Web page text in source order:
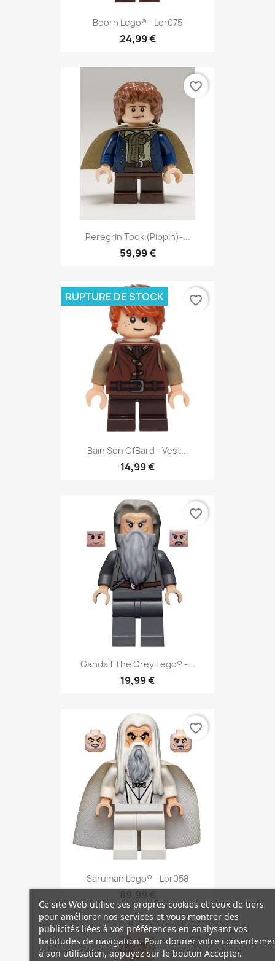
Beorn Lego® - Lor075
24,99 €
Peregrin Took (Pippin)-...
59,99 €
favorite_border
Bain Son OfBard - Vest...
14,99 €
RUPTURE DE STOCK favorite_border
Gandalf The Grey Lego® -...
19,99 €
favorite_border
Saruman Lego® - Lor058
favorite_border
favorite_border
Ce site Web utilise ses propres cookies et ceux de tiers
pour améliorer nos services et vous montrer des
publicités liées à vos préférences en analysant vos
habitudes de navigation. Pour donner votre
à son utilisation, appuyez sur le bouton Accepter.